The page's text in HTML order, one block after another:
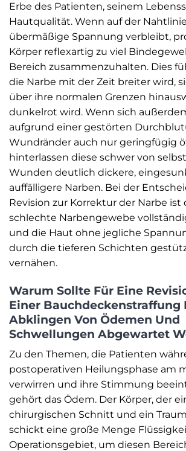
Erbe des Patienten, seinem
Hautqualität. Wenn auf der
übermäßige Spannung verbleibt,
Körper reflexartig zu viel
Bereich zusammenzuhalten. Dies
die Narbe mit der Zeit breiter wird,
über ihre normalen Grenzen
dunkelrot wird. Wenn sich
aufgrund einer gestörten
Wundränder auch nur geringfügig
hinterlassen diese schwer von
Wunden deutlich dickere,
auffälligere Narben. Bei der
Revision zur Korrektur der Narbe ist
schlechte Narbengewebe
und die Haut ohne jegliche
durch die tieferen Schichten
vernähen.
Warum Sollte Für Eine
Einer Bauchdeckenstraffung
Abklingen Von Ödemen Und
Schwellungen Abgewartet
Zu den Themen, die Patienten
postoperativen Heilungsphase am
verwirren und ihre Stimmung
gehört das Ödem. Der Körper, der
chirurgischen Schnitt und ein
schickt eine große Menge
Operationsgebiet, um diesen